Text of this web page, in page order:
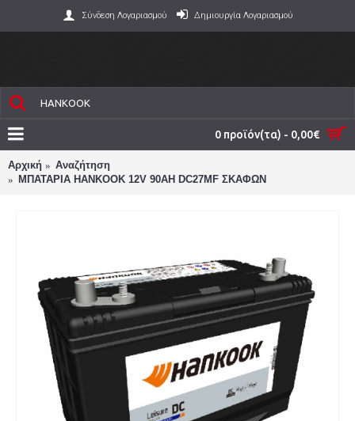
Σύνδεση Λογαριασμού Δημιουργία Λογαριασμού
0 προϊόν(τα) - 0,00€
Αρχική
Αναζήτηση
ΜΠΑΤΑΡΙΑ HANKOOK 12V 90AH DC27MF ΣΚΑΦΩΝ